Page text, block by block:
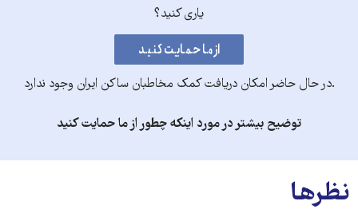
یاری کنید؟
.در حال حاضر امکان دریافت کمک مخاطبان ساکن ایران وجود ندارد
توضیح بیشتر در مورد اینکه چطور از ما حمایت کنید
نظرها